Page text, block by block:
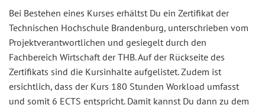
Bei Bestehen eines Kurses erhältst Du ein Zertifikat der
Technischen Hochschule Brandenburg, unterschrieben vom
Projektverantwortlichen und gesiegelt durch den
Fachbereich Wirtschaft der THB. Auf der Rückseite des
Zertifikats sind die Kursinhalte aufgelistet. Zudem ist
ersichtlich, dass der Kurs 180 Stunden Workload umfasst
und somit 6 ECTS entspricht. Damit kannst Du dann zu dem